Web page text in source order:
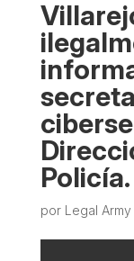
Policía.
por Legal Army